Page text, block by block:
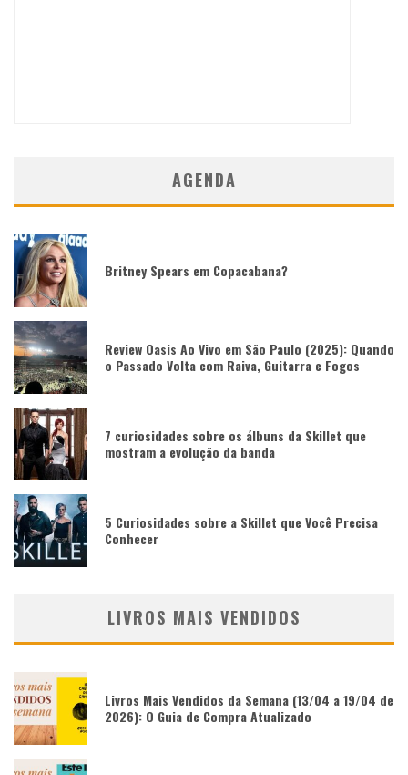
AGENDA
Britney Spears em Copacabana?
Review Oasis Ao Vivo em São Paulo (2025): Quando
o Passado Volta com Raiva, Guitarra e Fogos
7 curiosidades sobre os álbuns da Skillet que
mostram a evolução da banda
5 Curiosidades sobre a Skillet que Você Precisa
Conhecer
LIVROS MAIS VENDIDOS
Livros Mais Vendidos da Semana (13/04 a 19/04 de
2026): O Guia de Compra Atualizado